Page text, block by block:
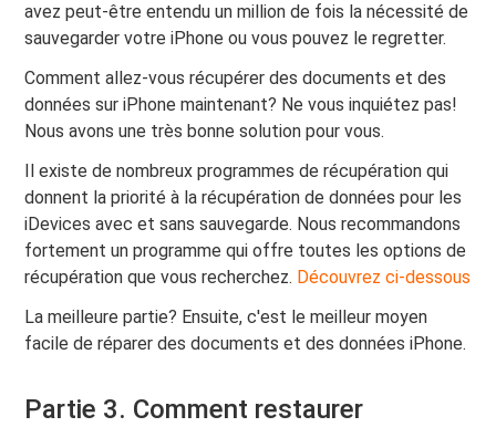
avez peut-être entendu un million de fois la nécessité de
sauvegarder votre iPhone ou vous pouvez le regretter.
Comment allez-vous récupérer des documents et des
données sur iPhone maintenant? Ne vous inquiétez pas!
Nous avons une très bonne solution pour vous.
Il existe de nombreux programmes de récupération qui
donnent la priorité à la récupération de données pour les
iDevices avec et sans sauvegarde. Nous recommandons
fortement un programme qui offre toutes les options de
récupération que vous recherchez. Découvrez ci-dessous
La meilleure partie? Ensuite, c'est le meilleur moyen
facile de réparer des documents et des données iPhone.
Partie 3. Comment restaurer